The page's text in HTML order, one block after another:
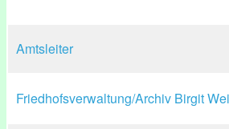
Amtsleiter
Friedhofsverwaltung/Archiv Birgit